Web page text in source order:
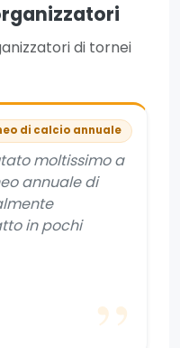
di tornei
di calcio annuale
moltissimo a
annuale di
in pochi